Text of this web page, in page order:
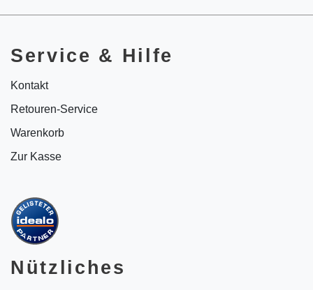
Service & Hilfe
Kontakt
Retouren-Service
Warenkorb
Zur Kasse
Nützliches